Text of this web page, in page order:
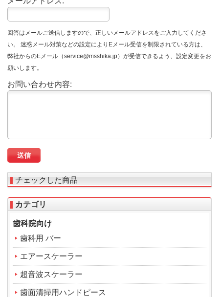
回答はメールご送信しますので、正しいメールアドレスをご入力してくださ
い。 迷惑メール対策などの設定によりEメール受信を制限されている方は、
弊社からのEメール（service@msshika.jp）が受信できるよう、設定変更をお
願いします。
お問い合わせ内容:
チェックした商品
カテゴリ
歯科院向け
歯科用 バー
エアースケーラー
超音波スケーラー
歯面清掃用ハンドピース